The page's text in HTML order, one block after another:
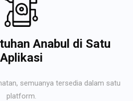
Anabul di Satu
Aplikasi
semuanya tersedia dalam satu
platform.